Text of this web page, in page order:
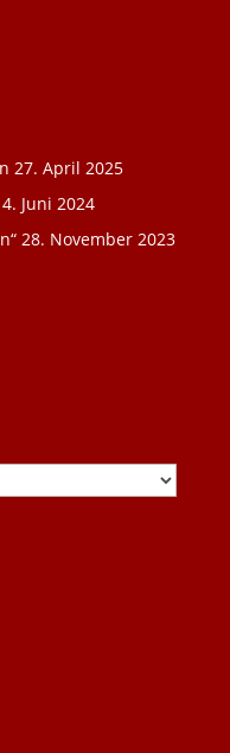
27. April 2025
4. Juni 2024
28. November 2023